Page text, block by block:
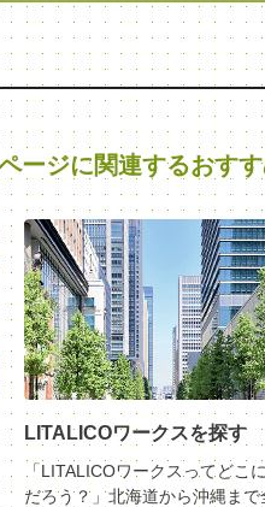
ージに関連するおす
LITALICOワークスを探す
「LITALICOワークスってどこ
だろう？」北海道から沖縄まで